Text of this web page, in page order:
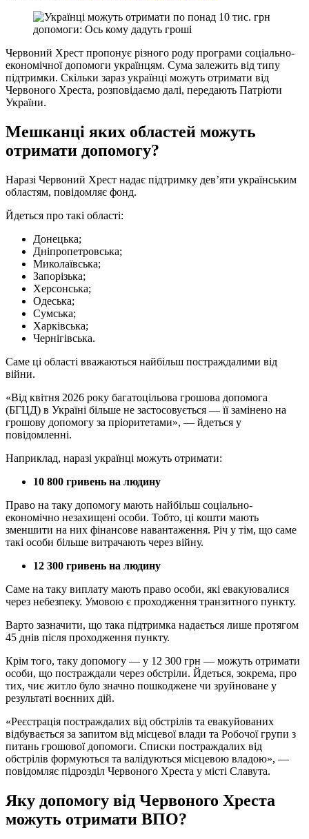
Червоний Хрест пропонує різного роду програми соціально-
економічної допомоги українцям. Сума залежить від типу
підтримки. Скільки зараз українці можуть отримати від
Червоного Хреста, розповідаємо далі, передають Патріоти
України.
Мешканці яких областей можуть
отримати допомогу?
Наразі Червоний Хрест надає підтримку дев’яти українським
областям, повідомляє фонд.
Йдеться про такі області:
Донецька;
Дніпропетровська;
Миколаївська;
Запорізька;
Херсонська;
Одеська;
Сумська;
Харківська;
Чернігівська.
Саме ці області вважаються найбільш постраждалими від
війни.
«Від квітня 2026 року багатоцільова грошова допомога
(БГЦД) в Україні більше не застосовується — її замінено на
грошову допомогу за пріоритетами», — йдеться у
повідомленні.
Наприклад, наразі українці можуть отримати:
10 800 гривень на людину
Право на таку допомогу мають найбільш соціально-
економічно незахищені особи. Тобто, ці кошти мають
зменшити на них фінансове навантаження. Річ у тім, що саме
такі особи більше витрачають через війну.
12 300 гривень на людину
Саме на таку виплату мають право особи, які евакуювалися
через небезпеку. Умовою є проходження транзитного пункту.
Варто зазначити, що така підтримка надається лише протягом
45 днів після проходження пункту.
Крім того, таку допомогу — у 12 300 грн — можуть отримати
особи, що постраждали через обстріли. Йдеться, зокрема, про
тих, чиє житло було значно пошкоджене чи зруйноване у
результаті воєнних дій.
«Реєстрація постраждалих від обстрілів та евакуйованих
відбувається за запитом від місцевої влади та Робочої групи з
питань грошової допомоги. Списки постраждалих від
обстрілів формуються та валідуються місцевою владою», —
повідомляє підрозділ Червоного Хреста у місті Славута.
Яку допомогу від Червоного Хреста
можуть отримати ВПО?